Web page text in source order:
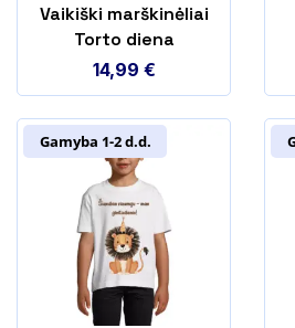
Vaikiški marškinėliai
Torto diena
14,99 €
Gamyba 1-2 d.d.